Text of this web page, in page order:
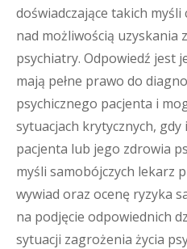
doświadczające takich
nad możliwością uzyskania
psychiatry. Odpowiedź jest
mają pełne prawo do
psychicznego pacjenta i
sytuacjach krytycznych,
pacjenta lub jego zdrowia
myśli samobójczych lekarz
wywiad oraz ocenę ryzyka
na podjęcie odpowiednich
sytuacji zagrożenia życia